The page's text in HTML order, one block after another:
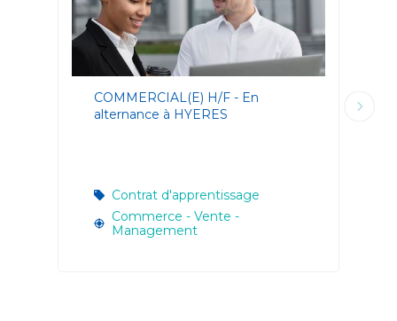
COMMERCIAL(E) H/F - En
alternance à HYERES
Contrat d'apprentissage
Commerce - Vente -
Management